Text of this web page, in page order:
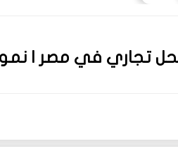
تجاري في مصر |